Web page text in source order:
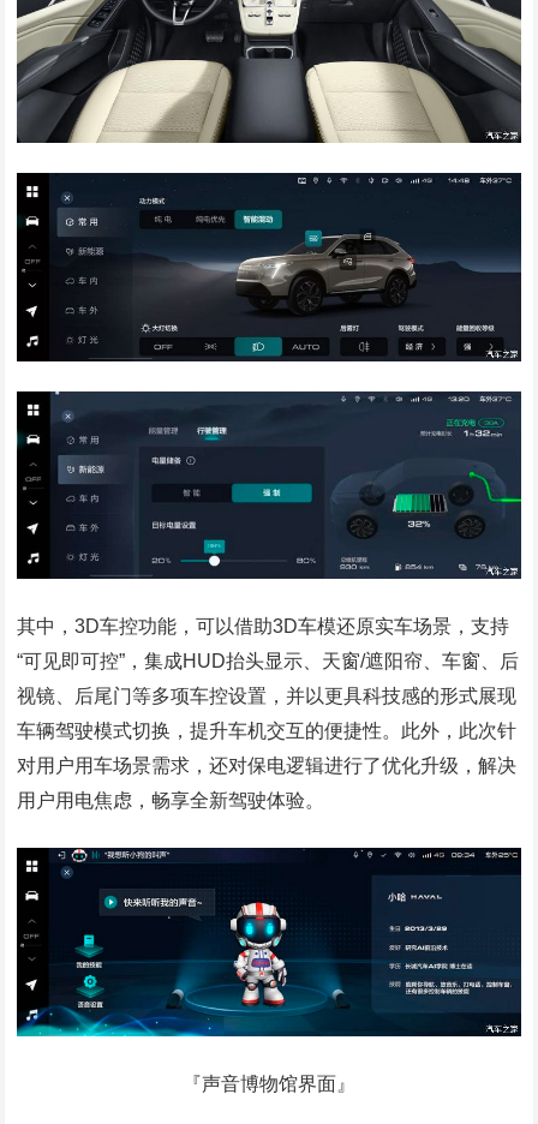
其中，3D车控功能，可以借助3D车模还原实车场景，支持
“可见即可控”，集成HUD抬头显示、天窗/遮阳帘、车窗、后
视镜、后尾门等多项车控设置，并以更具科技感的形式展现
车辆驾驶模式切换，提升车机交互的便捷性。此外，此次针
对用户用车场景需求，还对保电逻辑进行了优化升级，解决
用户用电焦虑，畅享全新驾驶体验。
『声音博物馆界面』